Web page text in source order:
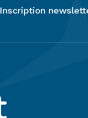
Inscription